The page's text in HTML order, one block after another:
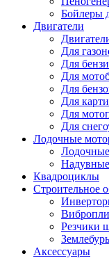
Бойлеры
Двигатели
Для
Для
Для
Для
Для
Для
Для
Лодочные
Квадроциклы
Строительное
Резчики
Аксессуары